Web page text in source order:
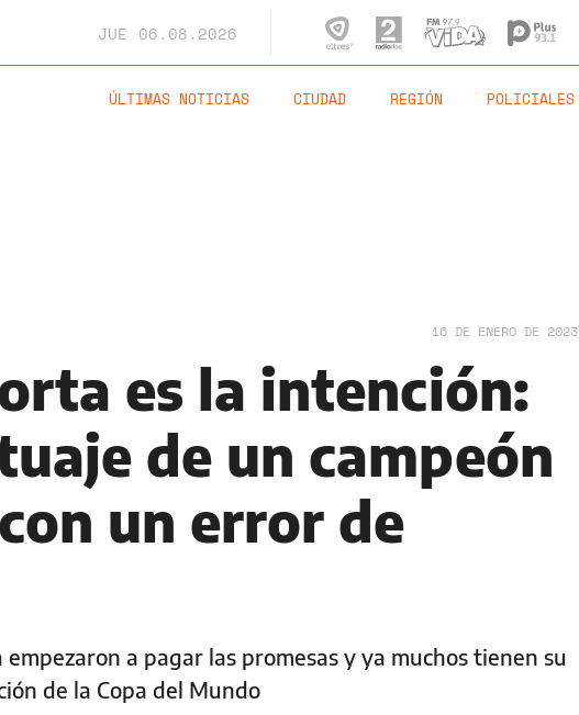
JUE 06.08.2026
ÚLTIMAS NOTICIAS CIUDAD REGIÓN POLICIALES
16 DE ENERO DE 2023
es la intención:
de un campeón
un error de
a pagar las promesas y ya muchos tienen su
de la Copa del Mundo